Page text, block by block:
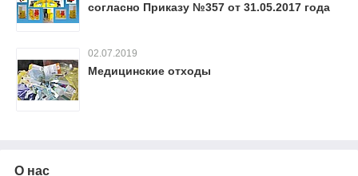
согласно Приказу №357 от 31.05.2017 года
02.07.2019
Медицинские отходы
О нас